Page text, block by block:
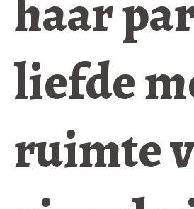
haar
liefde
ruimte